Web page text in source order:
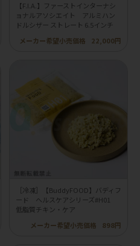
【F.I.A.】ファーストインターナシ
ョナルアソシエイト アルミハン
ドルシザー ストレート 6.5インチ
メーカー希望小売価格
22,000円
［冷凍］【BuddyFOOD】バディフ
ード ヘルスケアシリーズ#H01
低脂質チキン・ケア
メーカー希望小売価格
898円